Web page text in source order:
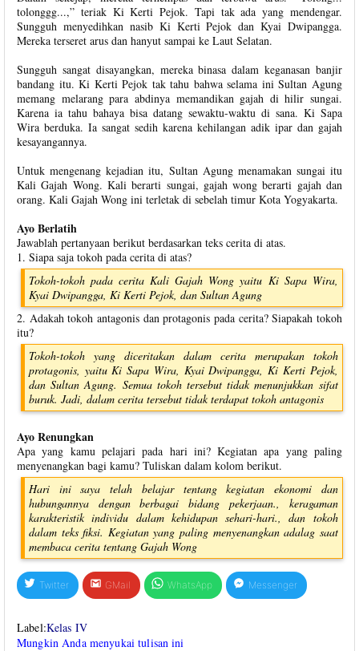
tolonggg...,” teriak Ki Kerti Pejok. Tapi tak ada yang mendengar.
Sungguh menyedihkan nasib Ki Kerti Pejok dan Kyai Dwipangga.
Mereka terseret arus dan hanyut sampai ke Laut Selatan.
Sungguh sangat disayangkan, mereka binasa dalam keganasan banjir
bandang itu. Ki Kerti Pejok tak tahu bahwa selama ini Sultan Agung
memang melarang para abdinya memandikan gajah di hilir sungai.
Karena ia tahu bahaya bisa datang sewaktu-waktu di sana. Ki Sapa
Wira berduka. Ia sangat sedih karena kehilangan adik ipar dan gajah
kesayangannya.
Untuk mengenang kejadian itu, Sultan Agung menamakan sungai itu
Kali Gajah Wong. Kali berarti sungai, gajah wong berarti gajah dan
orang. Kali Gajah Wong ini terletak di sebelah timur Kota Yogyakarta.
Ayo Berlatih
Jawablah pertanyaan berikut berdasarkan teks cerita di atas.
1. Siapa saja tokoh pada cerita di atas?
Tokoh-tokoh pada cerita Kali Gajah Wong yaitu Ki Sapa Wira,
Kyai Dwipangga, Ki Kerti Pejok, dan Sultan Agung
2. Adakah tokoh antagonis dan protagonis pada cerita? Siapakah tokoh
itu?
Tokoh-tokoh yang diceritakan dalam cerita merupakan tokoh
protagonis, yaitu Ki Sapa Wira, Kyai Dwipangga, Ki Kerti Pejok,
dan Sultan Agung. Semua tokoh tersebut tidak menunjukkan sifat
buruk. Jadi, dalam cerita tersebut tidak terdapat tokoh antagonis
Ayo Renungkan
Apa yang kamu pelajari pada hari ini? Kegiatan apa yang paling
menyenangkan bagi kamu? Tuliskan dalam kolom berikut.
Hari ini saya telah belajar tentang kegiatan ekonomi dan
hubungannya dengan berbagai bidang pekerjaan., keragaman
karakteristik individu dalam kehidupan sehari-hari., dan tokoh
dalam teks fiksi. Kegiatan yang paling menyenangkan adalag saat
membaca cerita tentang Gajah Wong
Twitter GMail WhatsApp Messenger
Label:Kelas IV
Mungkin Anda menyukai tulisan ini